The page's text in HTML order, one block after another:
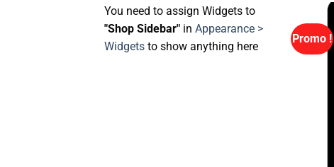
You need to assign Widgets to
"Shop Sidebar" in Appearance >
Widgets to show anything here
Promo !